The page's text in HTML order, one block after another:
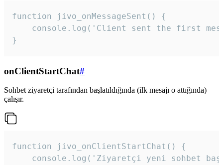
function jivo_onMessageSent() {
console.log('Client sent the first
}
onClientStartChat#
Sohbet ziyaretçi tarafından başlatıldığında (ilk mesajı o attığında)
çalışır.
function jivo_onClientStartChat() {
console.log('Ziyaretçi yeni sohbet